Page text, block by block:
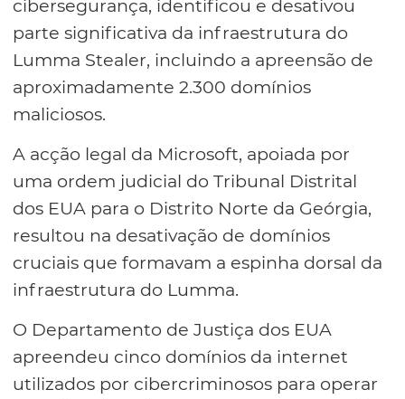
cibersegurança, identificou e desativou
parte significativa da infraestrutura do
Lumma Stealer, incluindo a apreensão de
aproximadamente 2.300 domínios
maliciosos.
A acção legal da Microsoft, apoiada por
uma ordem judicial do Tribunal Distrital
dos EUA para o Distrito Norte da Geórgia,
resultou na desativação de domínios
cruciais que formavam a espinha dorsal da
infraestrutura do Lumma.
O Departamento de Justiça dos EUA
apreendeu cinco domínios da internet
utilizados por cibercriminosos para operar